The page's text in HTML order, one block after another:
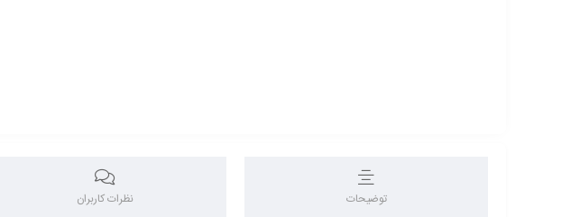
توضیحات نظرات کاربران